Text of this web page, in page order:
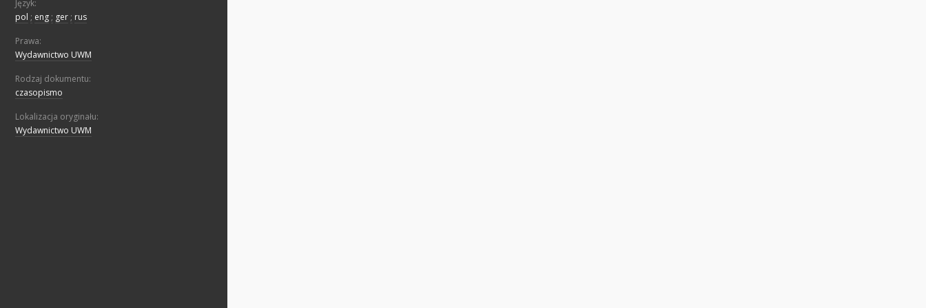
Język:
pol ; eng ; ger ; rus
Prawa:
Wydawnictwo UWM
Rodzaj dokumentu:
czasopismo
Lokalizacja oryginału:
Wydawnictwo UWM